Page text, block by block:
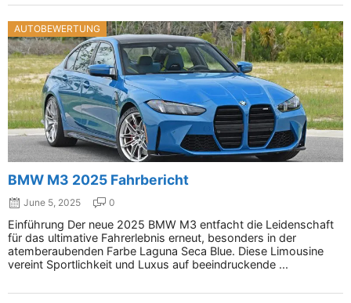
AUTOBEWERTUNG
BMW M3 2025 Fahrbericht
June 5, 2025 0
Einführung Der neue 2025 BMW M3 entfacht die Leidenschaft
für das ultimative Fahrerlebnis erneut, besonders in der
atemberaubenden Farbe Laguna Seca Blue. Diese Limousine
vereint Sportlichkeit und Luxus auf beeindruckende ...